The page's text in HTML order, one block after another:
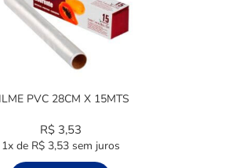
PVC 28CM X 15MTS
R$3,53
1x de R$3,53sem juros